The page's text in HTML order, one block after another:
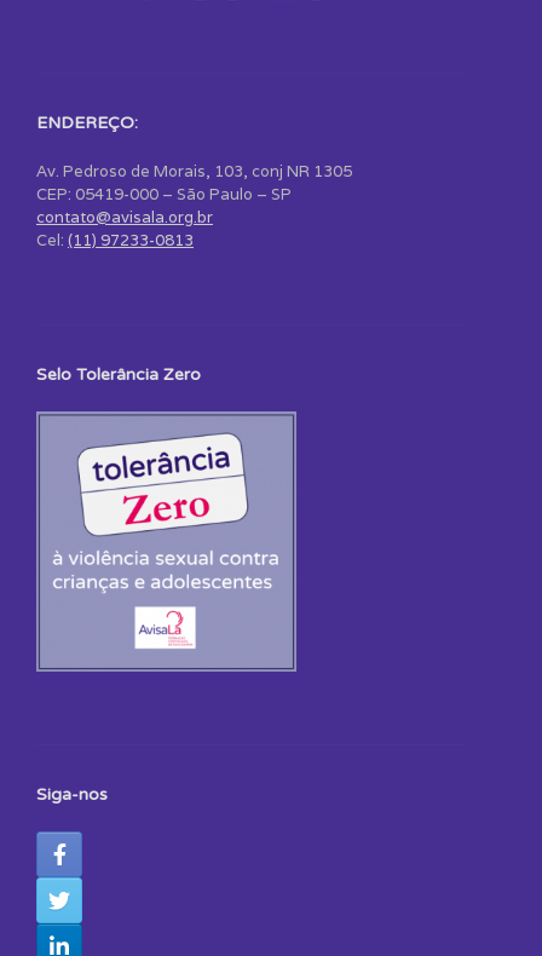
ENDEREÇO:
Av. Pedroso de Morais, 103, conj NR 1305
CEP: 05419-000 – São Paulo – SP
contato@avisala.org.br
Cel: (11) 97233-0813
Selo Tolerância Zero
Siga-nos